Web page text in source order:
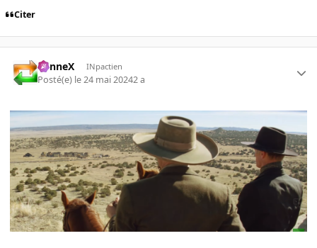
Citer
SunneX INpactien
Posté(e) le 24 mai 20242 a